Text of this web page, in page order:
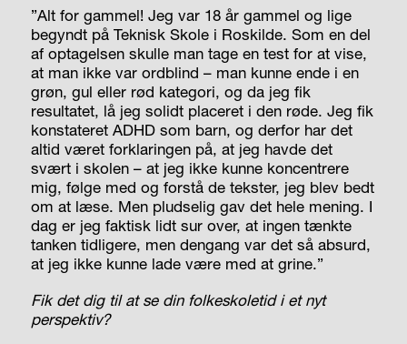
”Alt for gammel! Jeg var 18 år gammel og lige
begyndt på Teknisk Skole i Roskilde. Som en del
af optagelsen skulle man tage en test for at vise,
at man ikke var ordblind – man kunne ende i en
grøn, gul eller rød kategori, og da jeg fik
resultatet, lå jeg solidt placeret i den røde. Jeg fik
konstateret ADHD som barn, og derfor har det
altid været forklaringen på, at jeg havde det
svært i skolen – at jeg ikke kunne koncentrere
mig, følge med og forstå de tekster, jeg blev bedt
om at læse. Men pludselig gav det hele mening. I
dag er jeg faktisk lidt sur over, at ingen tænkte
tanken tidligere, men dengang var det så absurd,
at jeg ikke kunne lade være med at grine.”
Fik det dig til at se din folkeskoletid i et nyt
perspektiv?